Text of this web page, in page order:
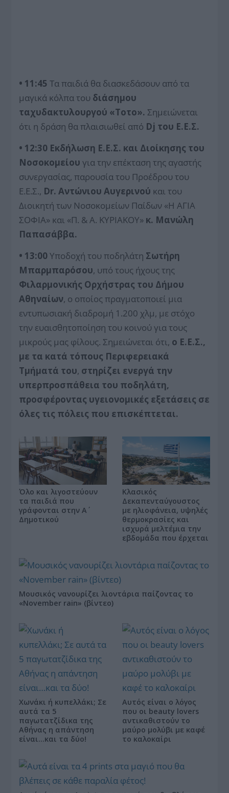
• 11:45 Τα παιδιά θα διασκεδάσουν από τα
μαγικά κόλπα του διάσημου
ταχυδακτυλουργού «Τοτο». Σημειώνεται
ότι η δράση θα πλαισιωθεί από Dj του Ε.Ε.Σ.
• 12:30 Εκδήλωση Ε.Ε.Σ. και Διοίκησης του
Νοσοκομείου για την επέκταση της αγαστής
συνεργασίας, παρουσία του Προέδρου του
Ε.Ε.Σ., Dr. Αντώνιου Αυγερινού και του
Διοικητή των Νοσοκομείων Παίδων «Η ΑΓΙΑ
ΣΟΦΙΑ» και «Π. & Α. ΚΥΡΙΑΚΟΥ» κ. Μανώλη
Παπασάββα.
• 13:00Υποδοχή του ποδηλάτη Σωτήρη
Μπαρμπαρόσου, υπό τους ήχους της
Φιλαρμονικής Ορχήστρας του Δήμου
Αθηναίων, ο οποίος πραγματοποιεί μια
εντυπωσιακή διαδρομή 1.200 χλμ, με στόχο
την ευαισθητοποίηση του κοινού για τους
μικρούς μας φίλους. Σημειώνεται ότι, ο Ε.Ε.Σ.,
με τα κατά τόπους Περιφερειακά
Τμήματά του, στηρίζει ενεργά την
υπερπροσπάθεια του ποδηλάτη,
προσφέροντας υγειονομικές εξετάσεις σε
όλες τις πόλεις που επισκέπτεται.
Όλο και λιγοστεύουν
τα παιδιά που
γράφονται στην Α΄
Δημοτικού
Κλασικός
Δεκαπενταύγουστος
με ηλιοφάνεια, υψηλές
θερμοκρασίες και
ισχυρά μελτέμια την
εβδομάδα που έρχεται
Μουσικός νανουρίζει λιοντάρια παίζοντας το
«November rain» (βίντεο)
Χωνάκι ή κυπελλάκι; Σε
αυτά τα 5
παγωτατζίδικα της
Αθήνας η απάντηση
είναι…και τα δύο!
Αυτός είναι ο λόγος
που οι beauty lovers
αντικαθιστούν το
μαύρο μολύβι με καφέ
το καλοκαίρι